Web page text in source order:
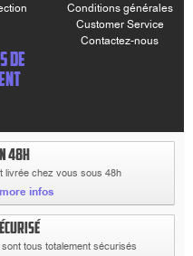
Conditions générales
Customer Service
Contactez-nous
DE
48H
livrée chez vous sous 48h
infos
tous totalement sécurisés